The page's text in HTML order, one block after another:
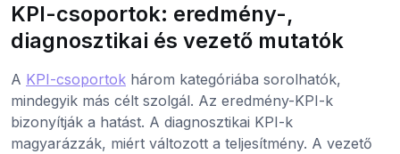
KPI-csoportok: eredmény-,
diagnosztikai és vezető mutatók
A KPI-csoportok három kategóriába sorolhatók,
mindegyik más célt szolgál. Az eredmény-KPI-k
bizonyítják a hatást. A diagnosztikai KPI-k
magyarázzák, miért változott a teljesítmény. A vezető